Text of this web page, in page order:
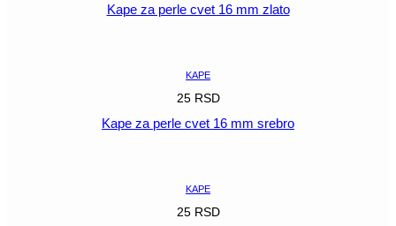
Kape za perle cvet 16 mm zlato
KAPE
25 RSD
Kape za perle cvet 16 mm srebro
KAPE
25 RSD